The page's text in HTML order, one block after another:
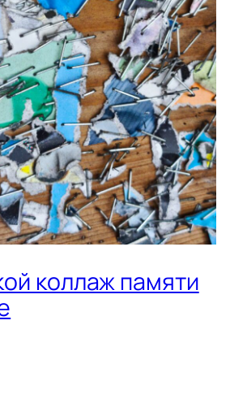
коллаж памяти